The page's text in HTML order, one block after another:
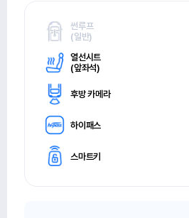
썬루프
(일반)
열선시트
(앞좌석)
후방 카메라
하이패스
스마트키